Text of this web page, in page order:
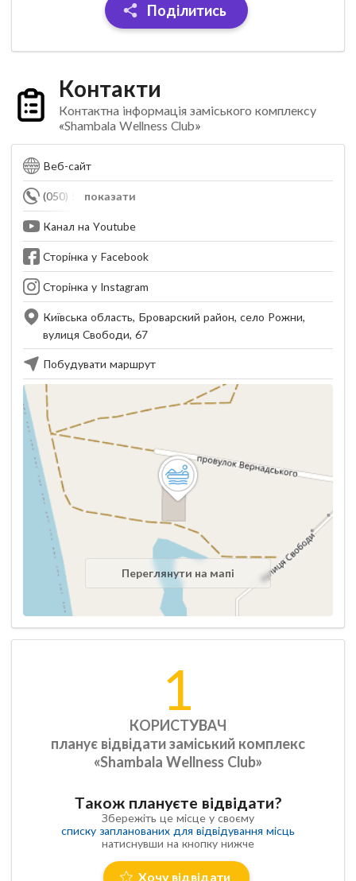
Поділитись
Контакти
Контактна інформація заміського комплексу
«Shambala Wellness Club»
Веб-сайт
показати
(050) 500-02-88
Канал на Youtube
Сторінка у Facebook
Сторінка у Instagram
Київська область, Броварский район, село Рожни,
вулиця Свободи, 67
Побудувати маршрут
Переглянути на мапі
1
КОРИСТУВАЧ
планує відвідати заміський комплекс
«Shambala Wellness Club»
Також плануєте відвідати?
Збережіть це місце у своєму
списку запланованих для відвідування місць
натиснувши на кнопку нижче
Хочу відвідати